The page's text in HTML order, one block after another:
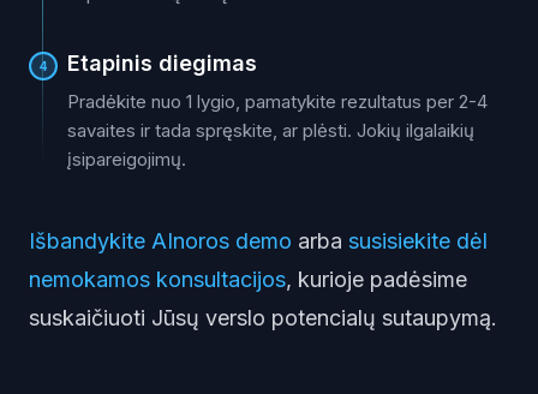
4 Etapinis diegimas
Pradėkite nuo 1 lygio, pamatykite rezultatus per 2-4
savaites ir tada spręskite, ar plėsti. Jokių ilgalaikių
įsipareigojimų.
Išbandykite AInoros demo arba susisiekite dėl
nemokamos konsultacijos, kurioje padėsime
suskaičiuoti Jūsų verslo potencialų sutaupymą.